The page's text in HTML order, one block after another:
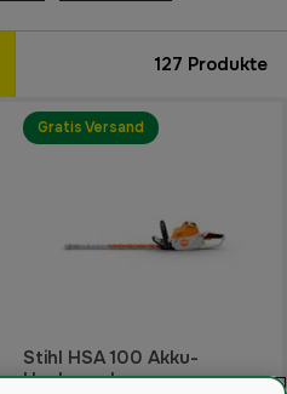
127 Produkte
Stihl HSA 100 Akku-
Heckenschere
Gratis Versand